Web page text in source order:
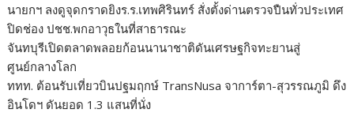
นายกฯ ลงดูจุดกราดยิงร.ร.เทพศิรินทร์ สั่งตั้งด่านตรวจปืนทั่วประเทศ
ปิดช่อง ปชช.พกอาวุธในที่สาธารณะ
จันทบุรีเปิดตลาดพลอยก้อนนานาชาติดันเศรษฐกิจทะยานสู่
ศูนย์กลางโลก
ททท. ต้อนรับเที่ยวบินปฐมฤกษ์ TransNusa จาการ์ตา-สุวรรณภูมิ ดึง
อินโดฯ ดันยอด 1.3 แสนที่นั่ง